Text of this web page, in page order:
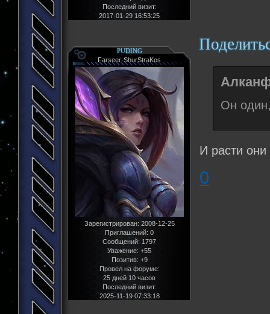
Последний визит:
2017-01-29 16:53:25
PUDING
Farseer-ShurStraKos
Зарегистрирован: 2008-12-25
Приглашений: 0
Сообщений: 1797
Уважение: +55
Позитив: +9
Провел на форуме:
25 дней 10 часов
Последний визит:
2025-11-19 07:33:18
Он
И расти они
0